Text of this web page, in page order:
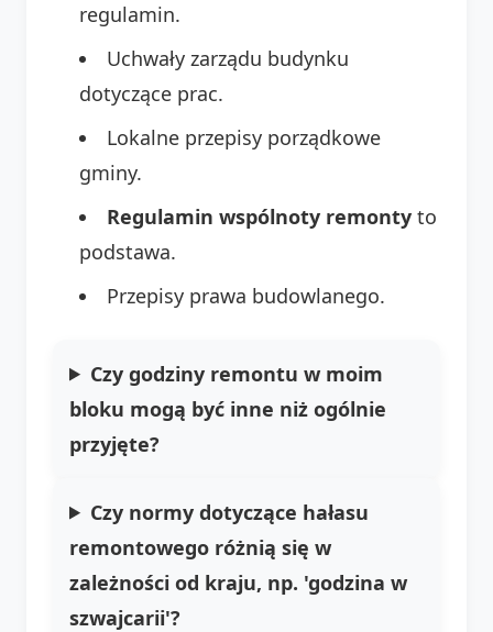
regulamin.
Uchwały zarządu budynku
dotyczące prac.
Lokalne przepisy porządkowe
gminy.
Regulamin wspólnoty remonty to
podstawa.
Przepisy prawa budowlanego.
Czy godziny remontu w moim
bloku mogą być inne niż ogólnie
przyjęte?
Czy normy dotyczące hałasu
remontowego różnią się w
zależności od kraju, np. 'godzina w
szwajcarii'?